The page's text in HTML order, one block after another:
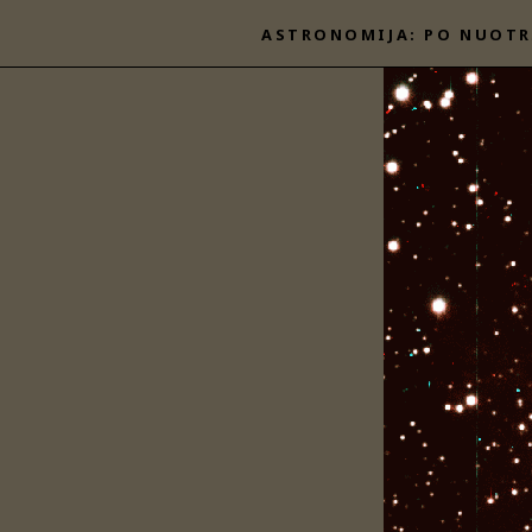
turinio
ASTRONOMIJA: PO